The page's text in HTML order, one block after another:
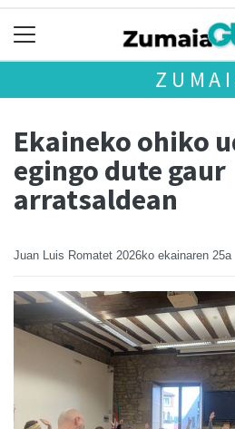
Ekaineko ohiko
egingo dute gaur
arratsaldean
Juan Luis Romatet 2026ko ekainaren 25a